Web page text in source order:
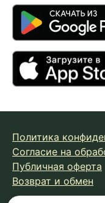
Политика
Согласие на
Публичная оферта
Возврат и обмен